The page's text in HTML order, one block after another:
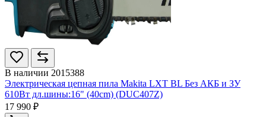
В наличии 2015388
Электрическая цепная пила Makita LXT BL Без АКБ и ЗУ
610Вт дл.шины:16" (40cm) (DUC407Z)
17 990 ₽